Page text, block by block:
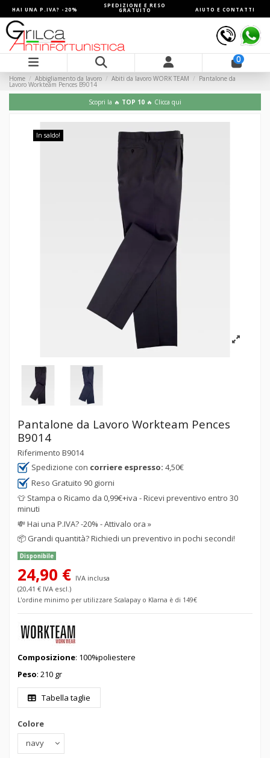
HAI UNA P.IVA? -20%
SPEDIZIONE E RESO
GRATUITO AIUTO E CONTATTI
0
Home Abbigliamento da lavoro Abiti da lavoro WORK TEAM Pantalone da
Lavoro Workteam Pences B9014
Scopri la 🔥 TOP 10 🔥 Clicca qui
In saldo!
Pantalone da Lavoro Workteam Pences
B9014
Riferimento B9014
Spedizione con corriere espresso: 4,50€
Reso Gratuito 90 giorni
👕 Stampa o Ricamo da 0,99€+iva - Ricevi preventivo entro 30
minuti
💸Hai una P.IVA? -20% - Attivalo ora »
📦 Grandi quantità? Richiedi un preventivo in pochi secondi!
Disponibile
24,90 € IVA inclusa
(20,41 € IVA escl.)
L'ordine minimo per utilizzare Scalapay o Klarna è di 149€
Composizione: 100%poliestere
Peso: 210 gr
Tabella taglie
Colore